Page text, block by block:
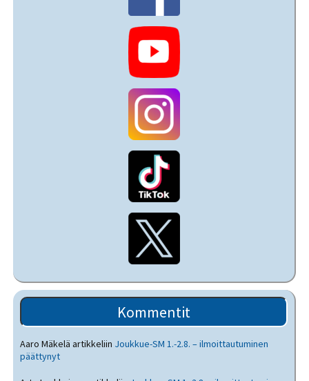
Kommentit
Aaro Mäkelä artikkeliin Joukkue-SM 1.-2.8. – ilmoittautuminen
päättynyt